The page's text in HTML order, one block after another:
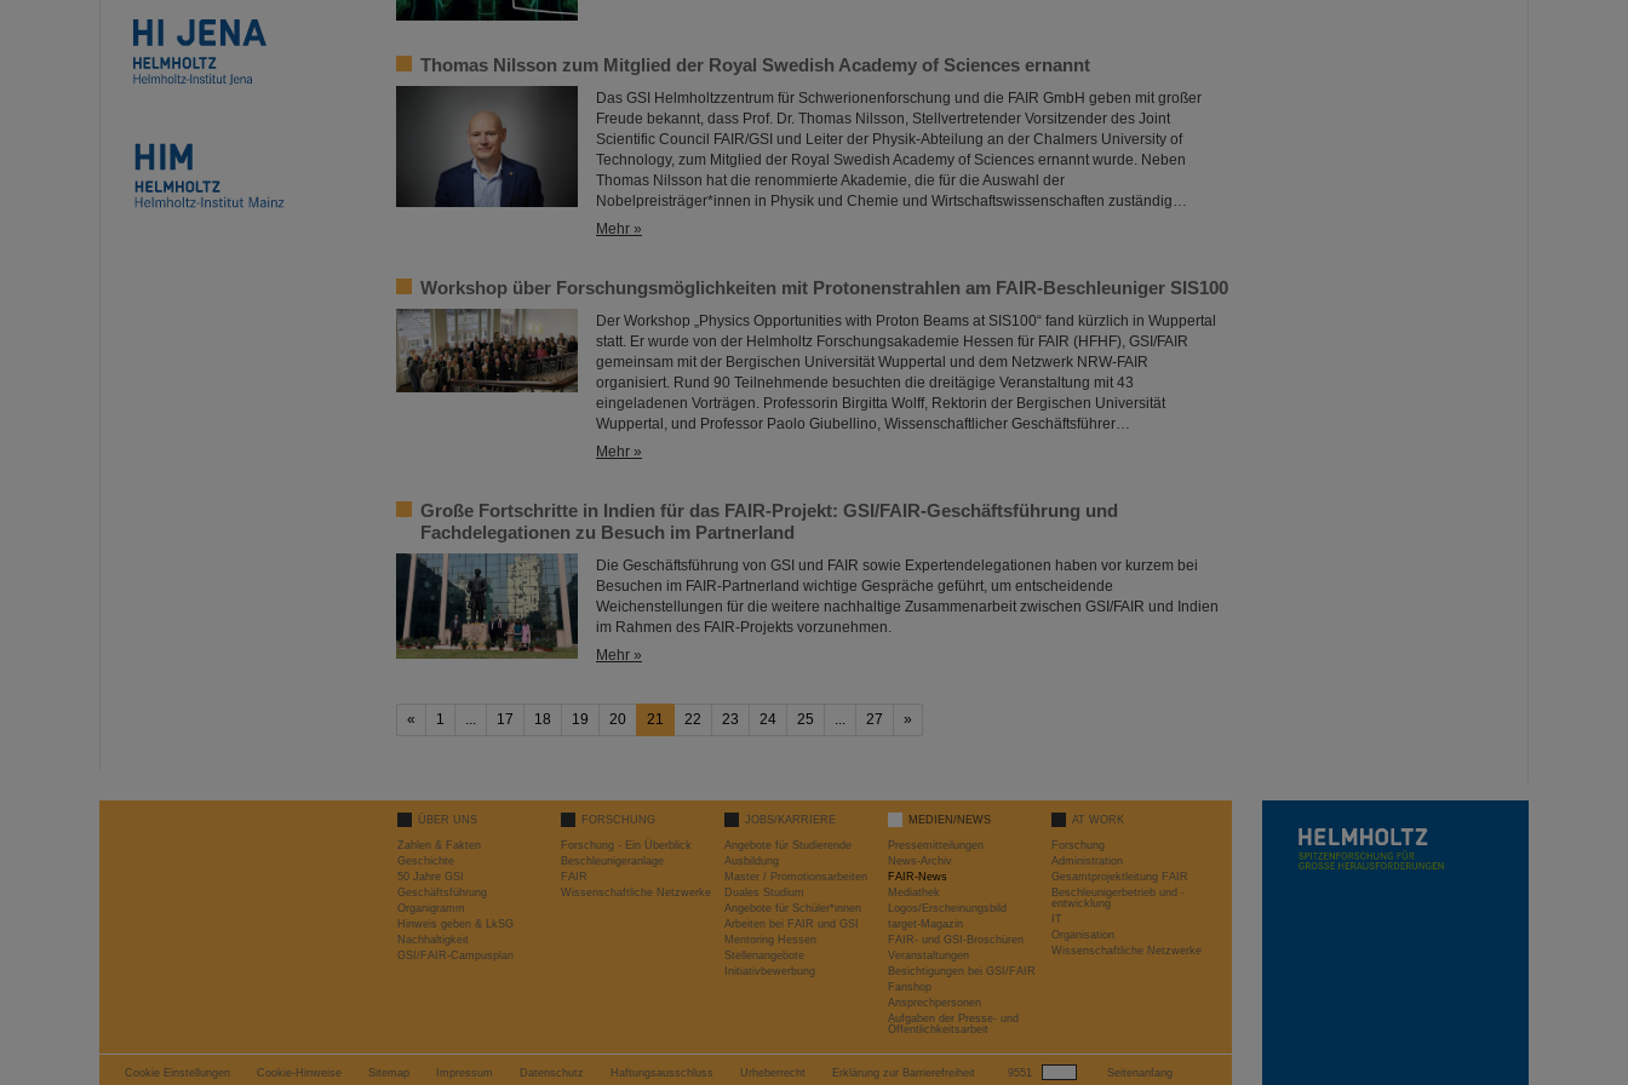
Thomas Nilsson zum Mitglied der Royal Swedish Academy of Sciences ernannt
Das GSI Helmholtzzentrum für Schwerionenforschung und die FAIR GmbH geben mit großer
Freude bekannt, dass Prof. Dr. Thomas Nilsson, Stellvertretender Vorsitzender des Joint
Scientific Council FAIR/GSI und Leiter der Physik-Abteilung an der Chalmers University of
Technology, zum Mitglied der Royal Swedish Academy of Sciences ernannt wurde. Neben
Thomas Nilsson hat die renommierte Akademie, die für die Auswahl der
Nobelpreisträger*innen in Physik und Chemie und Wirtschaftswissenschaften zuständig…
Mehr »
Workshop über Forschungsmöglichkeiten mit Protonenstrahlen am FAIR-Beschleuniger SIS100
Der Workshop „Physics Opportunities with Proton Beams at SIS100“ fand kürzlich in Wuppertal
statt. Er wurde von der Helmholtz Forschungsakademie Hessen für FAIR (HFHF), GSI/FAIR
gemeinsam mit der Bergischen Universität Wuppertal und dem Netzwerk NRW-FAIR
organisiert. Rund 90 Teilnehmende besuchten die dreitägige Veranstaltung mit 43
eingeladenen Vorträgen. Professorin Birgitta Wolff, Rektorin der Bergischen Universität
Wuppertal, und Professor Paolo Giubellino, Wissenschaftlicher Geschäftsführer…
Mehr »
Große Fortschritte in Indien für das FAIR-Projekt: GSI/FAIR-Geschäftsführung und
Fachdelegationen zu Besuch im Partnerland
Die Geschäftsführung von GSI und FAIR sowie Expertendelegationen haben vor kurzem bei
Besuchen im FAIR-Partnerland wichtige Gespräche geführt, um entscheidende
Weichenstellungen für die weitere nachhaltige Zusammenarbeit zwischen GSI/FAIR und Indien
im Rahmen des FAIR-Projekts vorzunehmen.
Mehr »
« 1 ... 17 18 19 20 21 22 23 24 25 ... 27 »
ÜBER UNS
Zahlen & Fakten
Geschichte
50 Jahre GSI
Geschäftsführung
Organigramm
Hinweis geben & LkSG
Nachhaltigkeit
GSI/FAIR-Campusplan
FORSCHUNG
Forschung - Ein Überblick
Beschleunigeranlage
FAIR
Wissenschaftliche Netzwerke
JOBS/KARRIERE
Angebote für Studierende
Ausbildung
Master / Promotionsarbeiten
Duales Studium
Angebote für Schüler*innen
Arbeiten bei FAIR und GSI
Mentoring Hessen
Stellenangebote
Initiativbewerbung
MEDIEN/NEWS
Pressemitteilungen
News-Archiv
FAIR-News
Mediathek
Logos/Erscheinungsbild
target-Magazin
FAIR- und GSI-Broschüren
Veranstaltungen
Besichtigungen bei GSI/FAIR
Fanshop
Ansprechpersonen
Aufgaben der Presse- und
Öffentlichkeitsarbeit
AT WORK
Forschung
Administration
Gesamtprojektleitung FAIR
Beschleunigerbetrieb und -
entwicklung
IT
Organisation
Wissenschaftliche Netzwerke
Cookie Einstellungen Cookie-Hinweise Sitemap Impressum Datenschutz Haftungsausschluss Urheberrecht Erklärung zur Barrierefreiheit 9551 Seitenanfang